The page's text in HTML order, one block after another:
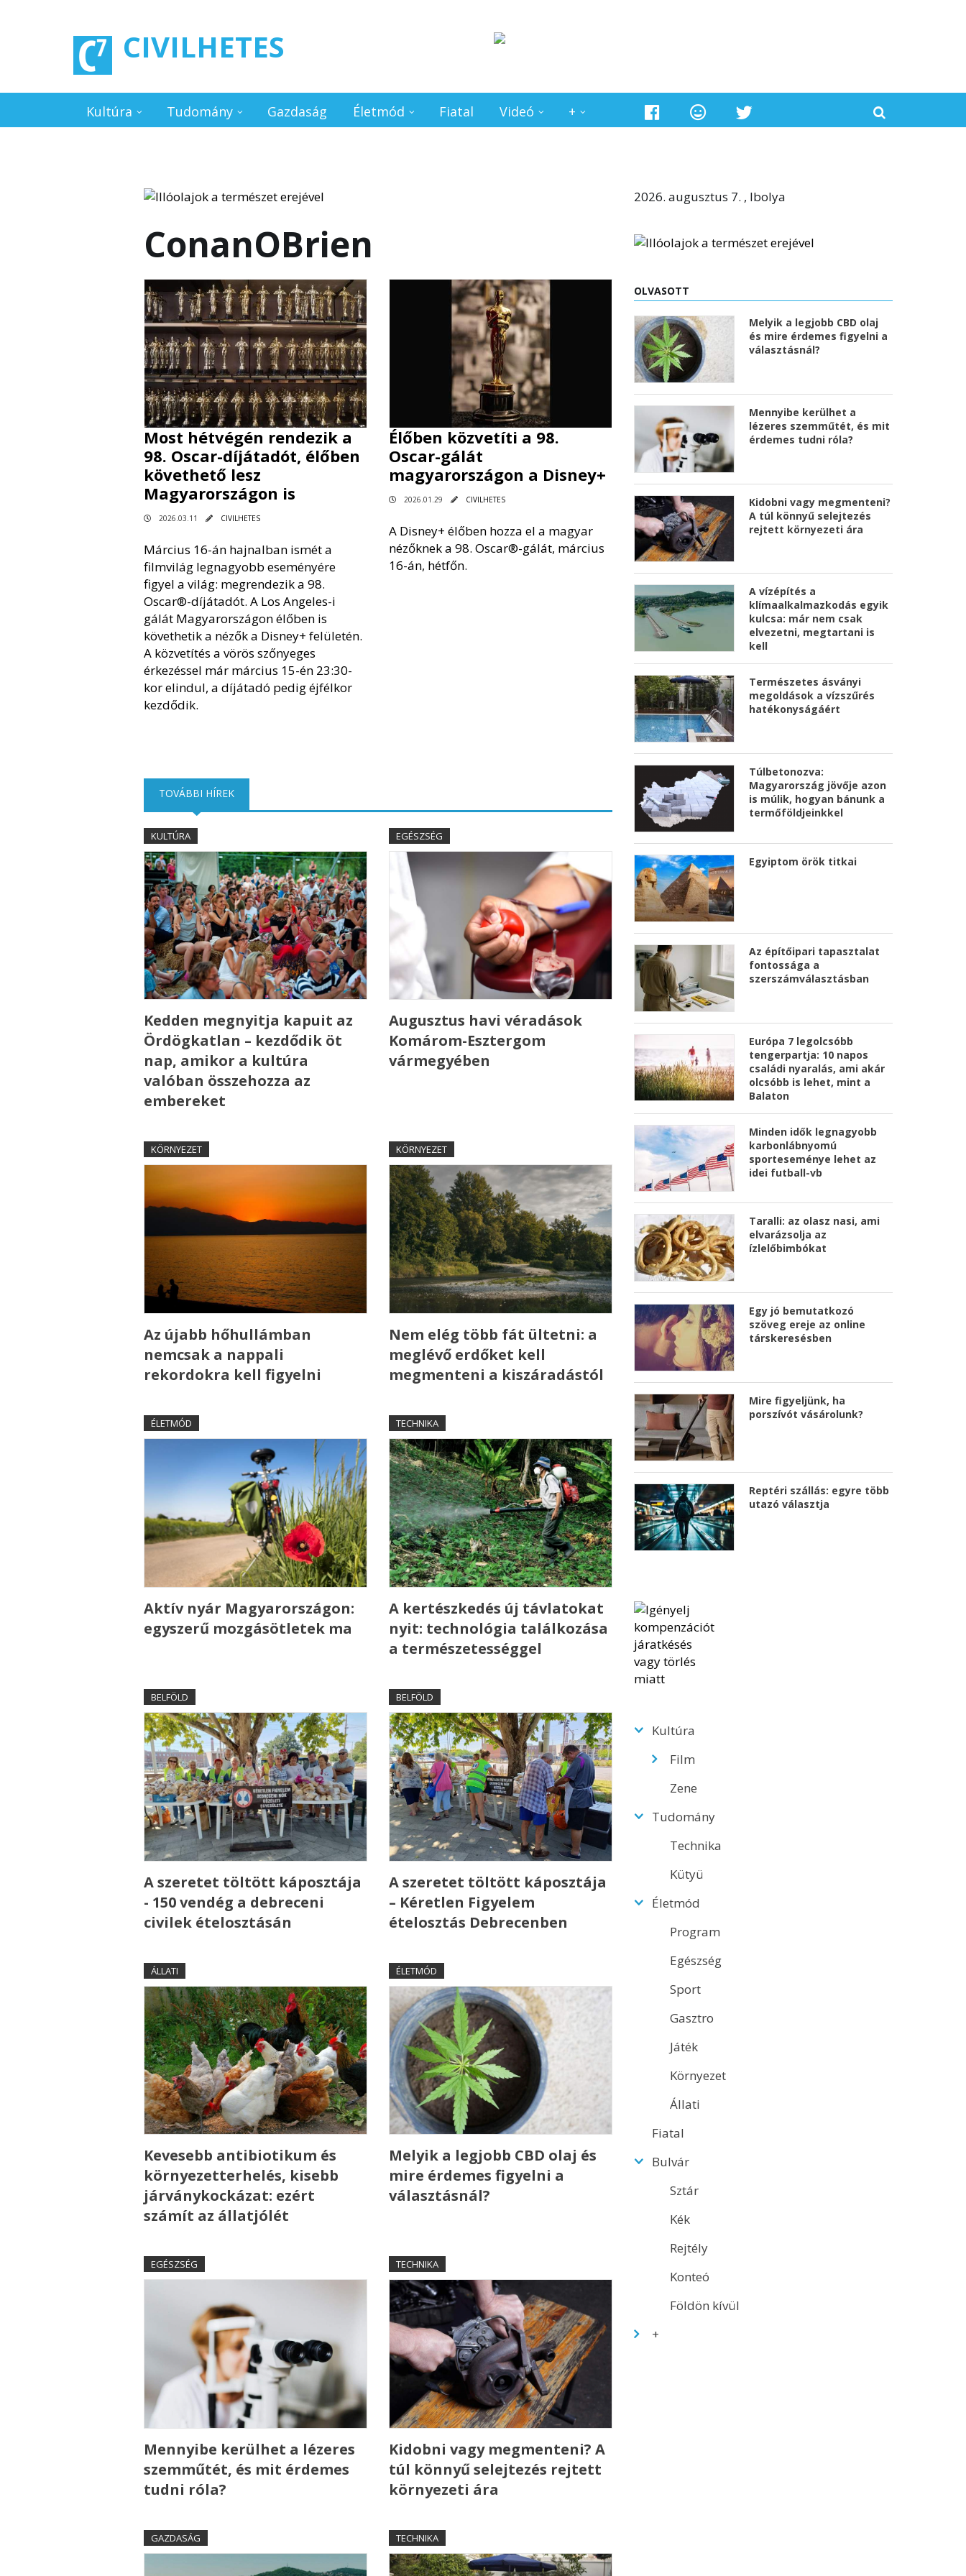
CIVILHETES
Kultúra Tudomány Gazdaság Életmód Fiatal Videó +
ConanOBrien
Most hétvégén rendezik a
98. Oscar-díjátadót, élőben
követhető lesz
Magyarországon is
2026.03.11 CIVILHETES
Március 16-án hajnalban ismét a
filmvilág legnagyobb eseményére
figyel a világ: megrendezik a 98.
Oscar®-díjátadót. A Los Angeles-i
gálát Magyarországon élőben is
követhetik a nézők a Disney+ felületén.
A közvetítés a vörös szőnyeges
érkezéssel már március 15-én 23:30-
kor elindul, a díjátadó pedig éjfélkor
kezdődik.
Élőben közvetíti a 98.
Oscar-gálát
magyarországon a Disney+
2026.01.29 CIVILHETES
A Disney+ élőben hozza el a magyar
nézőknek a 98. Oscar®-gálát, március
16-án, hétfőn.
TOVÁBBI HÍREK(AKTÍV FÜL)
KULTÚRA
Kedden megnyitja kapuit az
Ördögkatlan – kezdődik öt
nap, amikor a kultúra
valóban összehozza az
embereket
EGÉSZSÉG
Augusztus havi véradások
Komárom-Esztergom
vármegyében
KÖRNYEZET
Az újabb hőhullámban
nemcsak a nappali
rekordokra kell figyelni
KÖRNYEZET
Nem elég több fát ültetni: a
meglévő erdőket kell
megmenteni a kiszáradástól
ÉLETMÓD
Aktív nyár Magyarországon:
egyszerű mozgásötletek ma
TECHNIKA
A kertészkedés új távlatokat
nyit: technológia találkozása
a természetességgel
BELFÖLD
A szeretet töltött káposztája
- 150 vendég a debreceni
civilek ételosztásán
BELFÖLD
A szeretet töltött káposztája
– Kéretlen Figyelem
ételosztás Debrecenben
ÁLLATI
Kevesebb antibiotikum és
környezetterhelés, kisebb
járványkockázat: ezért
számít az állatjólét
ÉLETMÓD
Melyik a legjobb CBD olaj és
mire érdemes figyelni a
választásnál?
EGÉSZSÉG
Mennyibe kerülhet a lézeres
szemműtét, és mit érdemes
tudni róla?
TECHNIKA
Kidobni vagy megmenteni? A
túl könnyű selejtezés rejtett
környezeti ára
GAZDASÁG TECHNIKA
2026. augusztus 7. , Ibolya
OLVASOTT
Melyik a legjobb CBD olaj
és mire érdemes figyelni a
választásnál?
Mennyibe kerülhet a
lézeres szemműtét, és mit
érdemes tudni róla?
Kidobni vagy megmenteni?
A túl könnyű selejtezés
rejtett környezeti ára
A vízépítés a
klímaalkalmazkodás egyik
kulcsa: már nem csak
elvezetni, megtartani is
kell
Természetes ásványi
megoldások a vízszűrés
hatékonyságáért
Túlbetonozva:
Magyarország jövője azon
is múlik, hogyan bánunk a
termőföldjeinkkel
Egyiptom örök titkai
Az építőipari tapasztalat
fontossága a
szerszámválasztásban
Európa 7 legolcsóbb
tengerpartja: 10 napos
családi nyaralás, ami akár
olcsóbb is lehet, mint a
Balaton
Minden idők legnagyobb
karbonlábnyomú
sporteseménye lehet az
idei futball-vb
Taralli: az olasz nasi, ami
elvarázsolja az
ízlelőbimbókat
Egy jó bemutatkozó
szöveg ereje az online
társkeresésben
Mire figyeljünk, ha
porszívót vásárolunk?
Reptéri szállás: egyre több
utazó választja
Kultúra
Film
Zene
Tudomány
Technika
Kütyü
Életmód
Program
Egészség
Sport
Gasztro
Játék
Környezet
Állati
Fiatal
Bulvár
Sztár
Kék
Rejtély
Konteó
Földön kívül
+